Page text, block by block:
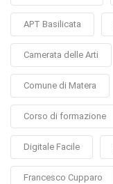
APT Basilicata
Camerata delle Arti
Comune di Matera
Corso di formazione
Digitale Facile
Francesco Cupparo